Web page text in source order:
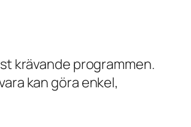
krävande programmen.
kan göra enkel,